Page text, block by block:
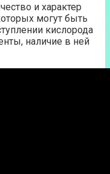
и характер
могут быть
кислорода
наличие в ней